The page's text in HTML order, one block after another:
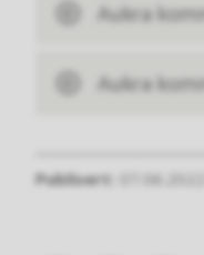
Aukra
Aukra
Publisert